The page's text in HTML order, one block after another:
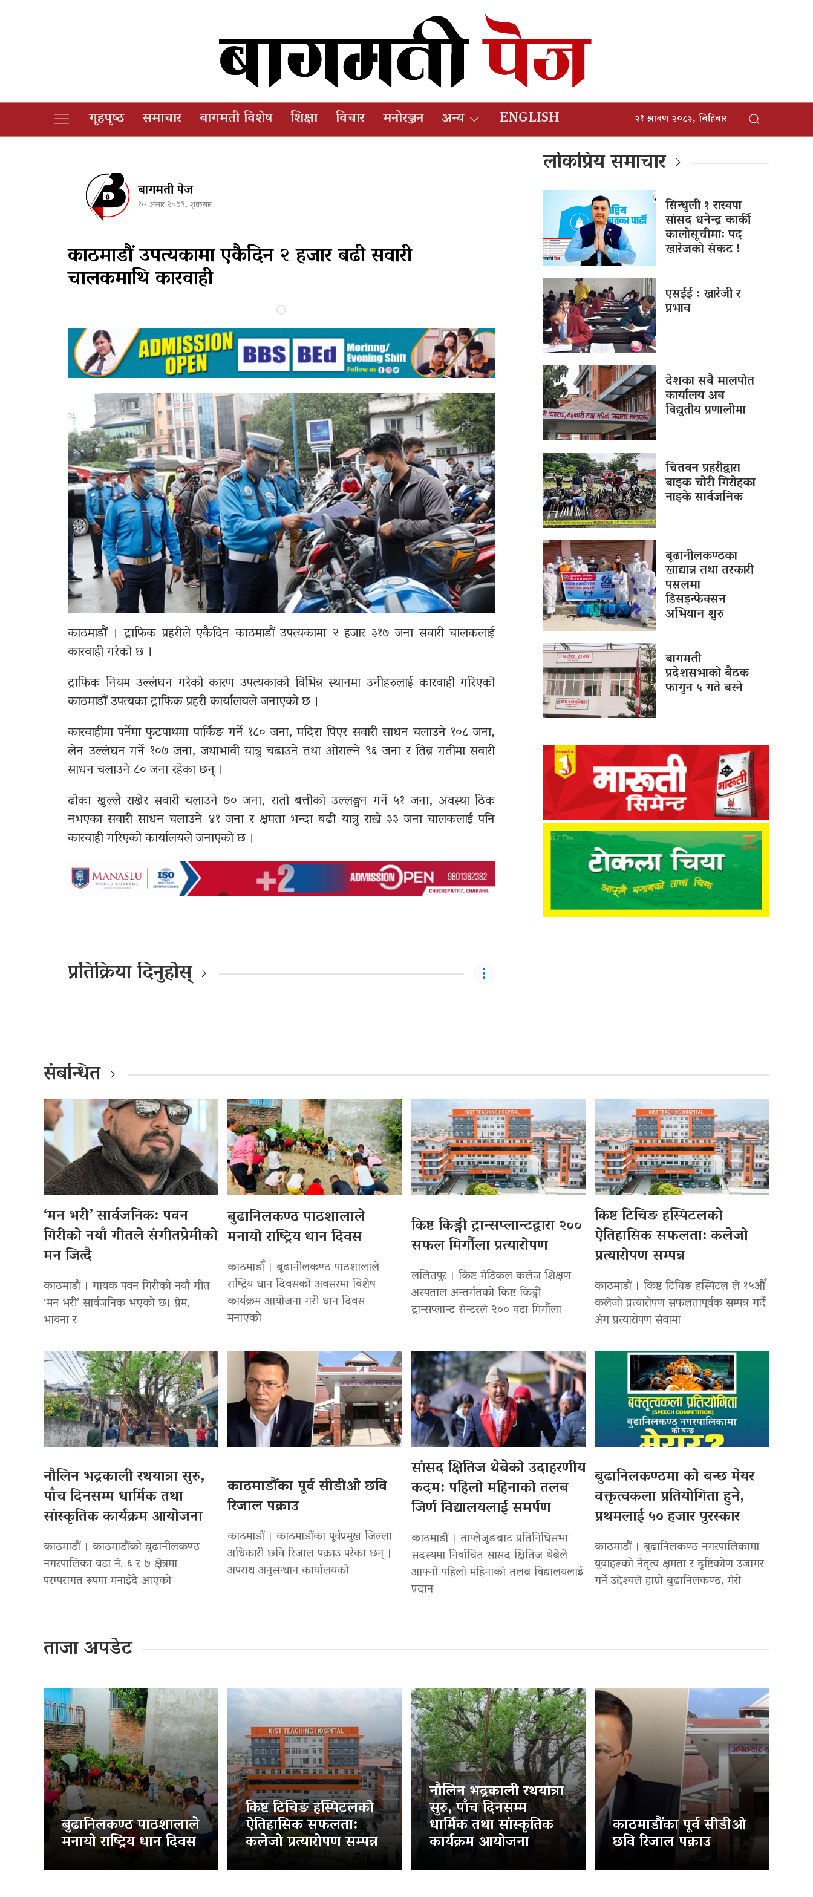
गृहपृष्‍ठ समाचार बागमती विशेष शिक्षा विचार मनोरञ्जन अन्य ENGLISH २१ श्रावण २०८३, बिहिबार
बागमती पेज
१० असार २०७९, शुक्रबार
काठमाडौं उपत्यकामा एकैदिन २ हजार बढी सवारी
चालकमाथि कारवाही
काठमाडौं । ट्राफिक प्रहरीले एकैदिन काठमाडौं उपत्यकामा २ हजार ३१७ जना सवारी चालकलाई
कारवाही गरेको छ ।
ट्राफिक नियम उल्लंघन गरेको कारण उपत्यकाको विभिन्न स्थानमा उनीहरुलाई कारवाही गरिएको
काठमाडौं उपत्यका ट्राफिक प्रहरी कार्यालयले जनाएको छ ।
कारवाहीमा पर्नेमा फुटपाथमा पार्किङ गर्ने १८० जना, मदिरा पिएर सवारी साधन चलाउने १०८ जना,
लेन उल्लंघन गर्ने १०७ जना, जथाभावी यात्रु चढाउने तथा ओराल्ने ९६ जना र तिब्र गतीमा सवारी
साधन चलाउने ८० जना रहेका छन् ।
ढोका खुल्लै राखेर सवारी चलाउने ७० जना, रातो बत्तीको उल्लङ्घन गर्ने ५१ जना, अवस्था ठिक
नभएका सवारी साधन चलाउने ४१ जना र क्षमता भन्दा बढी यात्रु राख्ने ३३ जना चालकलाई पनि
कारवाही गरिएको कार्यालयले जनाएको छ ।
प्रतिक्रिया दिनुहोस्
लोकप्रिय समाचार
सिन्धुली १ रास्वपा
सांसद धनेन्द्र कार्की
कालोसूचीमा: पद
खारेजको संकट !
एसईई : खारेजी र
प्रभाव
देशका सबै मालपोत
कार्यालय अब
विद्युतीय प्रणालीमा
चितवन प्रहरीद्वारा
बाइक चोरी गिरोहका
नाइके सार्वजनिक
बूढानीलकण्ठका
खाद्यान्न तथा तरकारी
पसलमा
डिसइन्फेक्सन
अभियान शुरु
बागमती
प्रदेशसभाको बैठक
फागुन ५ गते बस्ने
संबन्धित
‘मन भरी’ सार्वजनिक: पवन
गिरीको नयाँ गीतले संगीतप्रेमीको
मन जित्दै
काठमाडौं । गायक पवन गिरीको नयाँ गीत
‘मन भरी’ सार्वजनिक भएको छ। प्रेम,
भावना र
बुढानिलकण्ठ पाठशालाले
मनायो राष्ट्रिय धान दिवस
काठमाडौँ । बूढानीलकण्ठ पाठशालाले
राष्ट्रिय धान दिवसको अवसरमा विशेष
कार्यक्रम आयोजना गरी धान दिवस
मनाएको
किष्ट किड्नी ट्रान्सप्लान्टद्वारा २००
सफल मिर्गौला प्रत्यारोपण
ललितपुर । किष्ट मेडिकल कलेज शिक्षण
अस्पताल अन्तर्गतको किष्ट किड्नी
ट्रान्सप्लान्ट सेन्टरले २०० वटा मिर्गौला
किष्ट टिचिङ हस्पिटलको
ऐतिहासिक सफलता: कलेजो
प्रत्यारोपण सम्पन्न
काठमाडौं । किष्ट टिचिङ हस्पिटल ले १५औँ
कलेजो प्रत्यारोपण सफलतापूर्वक सम्पन्न गर्दै
अंग प्रत्यारोपण सेवामा
नौलिन भद्रकाली रथयात्रा सुरु,
पाँच दिनसम्म धार्मिक तथा
सांस्कृतिक कार्यक्रम आयोजना
काठमाडौं । काठमाडौंको बुढानीलकण्ठ
नगरपालिका वडा नं. ६ र ७ क्षेत्रमा
परम्परागत रूपमा मनाइँदै आएको
काठमाडौंका पूर्व सीडीओ छवि
रिजाल पक्राउ
काठमाडौं । काठमाडौंका पूर्वप्रमुख जिल्ला
अधिकारी छवि रिजाल पक्राउ परेका छन् ।
अपराध अनुसन्धान कार्यालयको
सांसद क्षितिज थेबेको उदाहरणीय
कदम: पहिलो महिनाको तलब
जिर्ण विद्यालयलाई समर्पण
काठमाडौं । ताप्लेजुङबाट प्रतिनिधिसभा
सदस्यमा निर्वाचित सांसद क्षितिज थेबेले
आफ्नो पहिलो महिनाको तलब विद्यालयलाई
प्रदान
बुढानिलकण्ठमा को बन्छ मेयर
वक्तृत्वकला प्रतियोगिता हुने,
प्रथमलाई ५० हजार पुरस्कार
काठमाडौं । बुढानिलकण्ठ नगरपालिकामा
युवाहरूको नेतृत्व क्षमता र दृष्टिकोण उजागर
गर्ने उद्देश्यले हाम्रो बुढानिलकण्ठ, मेरो
ताजा अपडेट
बुढानिलकण्ठ पाठशालाले
मनायो राष्ट्रिय धान दिवस
किष्ट टिचिङ हस्पिटलको
ऐतिहासिक सफलता:
कलेजो प्रत्यारोपण सम्पन्न
नौलिन भद्रकाली रथयात्रा
सुरु, पाँच दिनसम्म
धार्मिक तथा सांस्कृतिक
कार्यक्रम आयोजना
काठमाडौंका पूर्व सीडीओ
छवि रिजाल पक्राउ